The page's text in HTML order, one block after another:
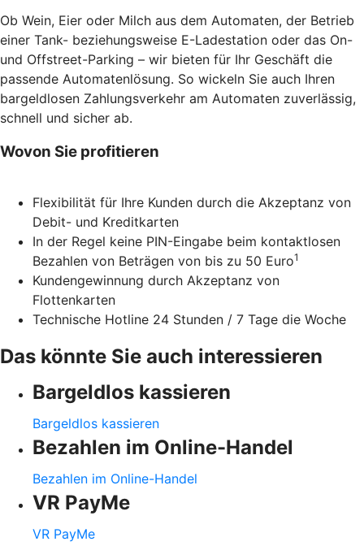
Ob Wein, Eier oder Milch aus dem Automaten, der Betrieb
einer Tank- beziehungsweise E-Ladestation oder das On-
und Offstreet-Parking – wir bieten für Ihr Geschäft die
passende Automatenlösung. So wickeln Sie auch Ihren
bargeldlosen Zahlungsverkehr am Automaten zuverlässig,
schnell und sicher ab.
Wovon Sie profitieren
Flexibilität für Ihre Kunden durch die Akzeptanz von
Debit- und Kreditkarten
In der Regel keine PIN-Eingabe beim kontaktlosen
Bezahlen von Beträgen von bis zu 50 Euro1
Kundengewinnung durch Akzeptanz von
Flottenkarten
Technische Hotline 24 Stunden / 7 Tage die Woche
Das könnte Sie auch interessieren
Bargeldlos kassieren
Bargeldlos kassieren
Bezahlen im Online-Handel
Bezahlen im Online-Handel
VR PayMe
VR PayMe